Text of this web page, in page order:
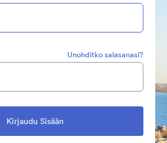
Unohditko salasanasi?